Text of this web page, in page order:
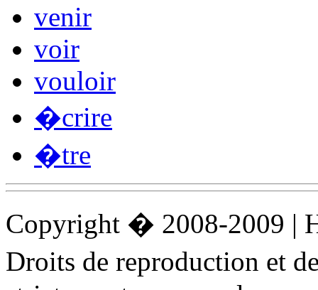
venir
voir
vouloir
�crire
�tre
Copyright � 2008-2009 |
Droits de reproduction et